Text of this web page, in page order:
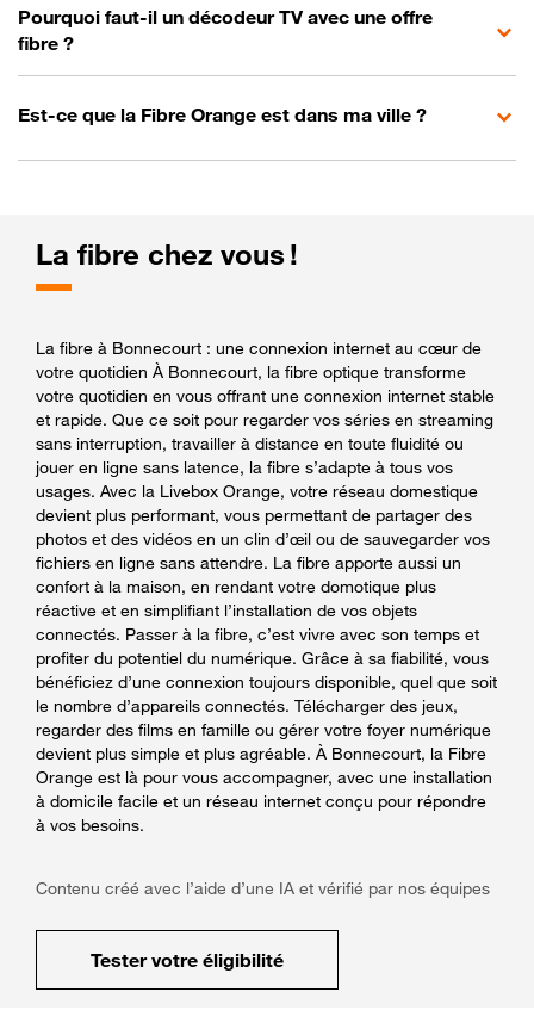
Pourquoi faut-il un décodeur TV avec une offre
fibre ?
Est-ce que la Fibre Orange est dans ma ville ?
La fibre chez vous !
La fibre à Bonnecourt : une connexion internet au cœur de
votre quotidien À Bonnecourt, la fibre optique transforme
votre quotidien en vous offrant une connexion internet stable
et rapide. Que ce soit pour regarder vos séries en streaming
sans interruption, travailler à distance en toute fluidité ou
jouer en ligne sans latence, la fibre s’adapte à tous vos
usages. Avec la Livebox Orange, votre réseau domestique
devient plus performant, vous permettant de partager des
photos et des vidéos en un clin d’œil ou de sauvegarder vos
fichiers en ligne sans attendre. La fibre apporte aussi un
confort à la maison, en rendant votre domotique plus
réactive et en simplifiant l’installation de vos objets
connectés. Passer à la fibre, c’est vivre avec son temps et
profiter du potentiel du numérique. Grâce à sa fiabilité, vous
bénéficiez d’une connexion toujours disponible, quel que soit
le nombre d’appareils connectés. Télécharger des jeux,
regarder des films en famille ou gérer votre foyer numérique
devient plus simple et plus agréable. À Bonnecourt, la Fibre
Orange est là pour vous accompagner, avec une installation
à domicile facile et un réseau internet conçu pour répondre
à vos besoins.
Contenu créé avec l’aide d’une IA et vérifié par nos équipes
Tester votre éligibilité